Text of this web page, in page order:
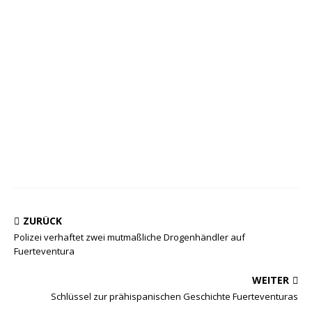
ZURÜCK
Polizei verhaftet zwei mutmaßliche Drogenhändler auf
Fuerteventura
WEITER
Schlüssel zur prähispanischen Geschichte Fuerteventuras